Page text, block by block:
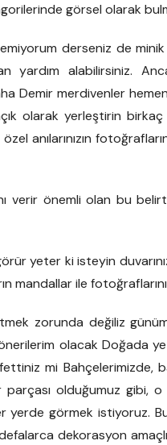
görsel olarak
derseniz de
yardım alabilirsiniz.
Demir merdivenler
olarak yerleştirin
anılarınızın
verir önemli olan bu
yeter ki isteyin
mandallar ile
zorunda değiliz
olacak Doğada
mi Bahçelerimizde,
parçası olduğumuz gibi,
yerde görmek istiyoruz.
dekorasyon